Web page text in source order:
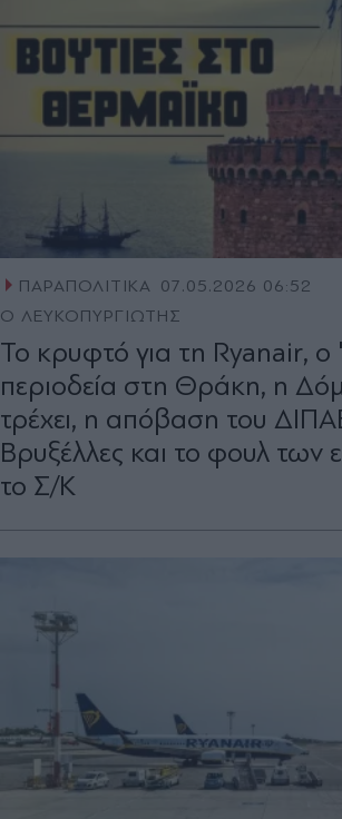
ΠΑΡΑΠΟΛΙΤΙΚΑ 07.05.2026 06:52
Ο ΛΕΥΚΟΠΥΡΓΙΩΤΗΣ
Το κρυφτό για τη Ryanair, ο
περιοδεία στη Θράκη, η
τρέχει, η απόβαση του
Βρυξέλλες και το φουλ
το Σ/Κ